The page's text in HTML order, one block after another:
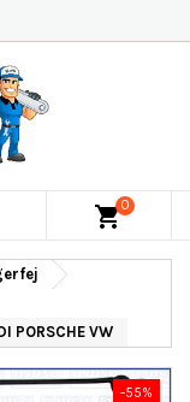
shopping_cart0
PORSCHE VW
-55%